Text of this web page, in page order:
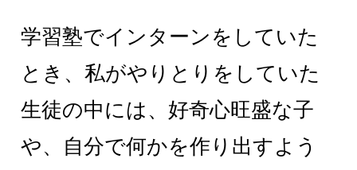
学習塾でインターンをしていた
とき、私がやりとりをしていた
生徒の中には、好奇心旺盛な子
や、自分で何かを作り出すよう